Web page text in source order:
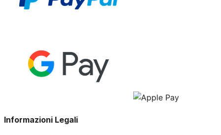
Informazioni Legali